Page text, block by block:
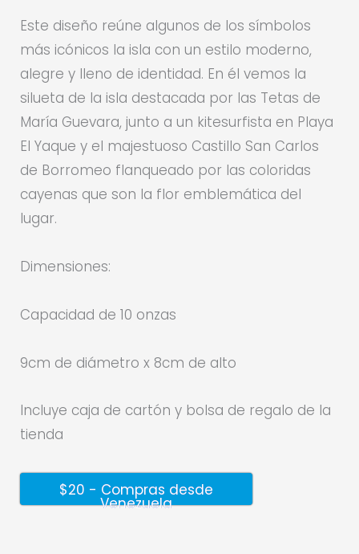
Este diseño reúne algunos de los símbolos
más icónicos la isla con un estilo moderno,
alegre y lleno de identidad. En él vemos la
silueta de la isla destacada por las Tetas de
María Guevara, junto a un kitesurfista en Playa
El Yaque y el majestuoso Castillo San Carlos
de Borromeo flanqueado por las coloridas
cayenas que son la flor emblemática del
lugar.
Dimensiones:
Capacidad de 10 onzas
9cm de diámetro x 8cm de alto
Incluye caja de cartón y bolsa de regalo de la
tienda
$20 - Compras desde
Venezuela